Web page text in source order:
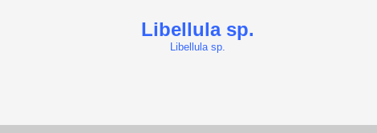
Libellula sp.
Libellula sp.